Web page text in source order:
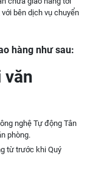
bên dịch vụ chuyển
hàng như sau:
văn
nghệ Tự động Tân
phòng.
từ trước khi Quý